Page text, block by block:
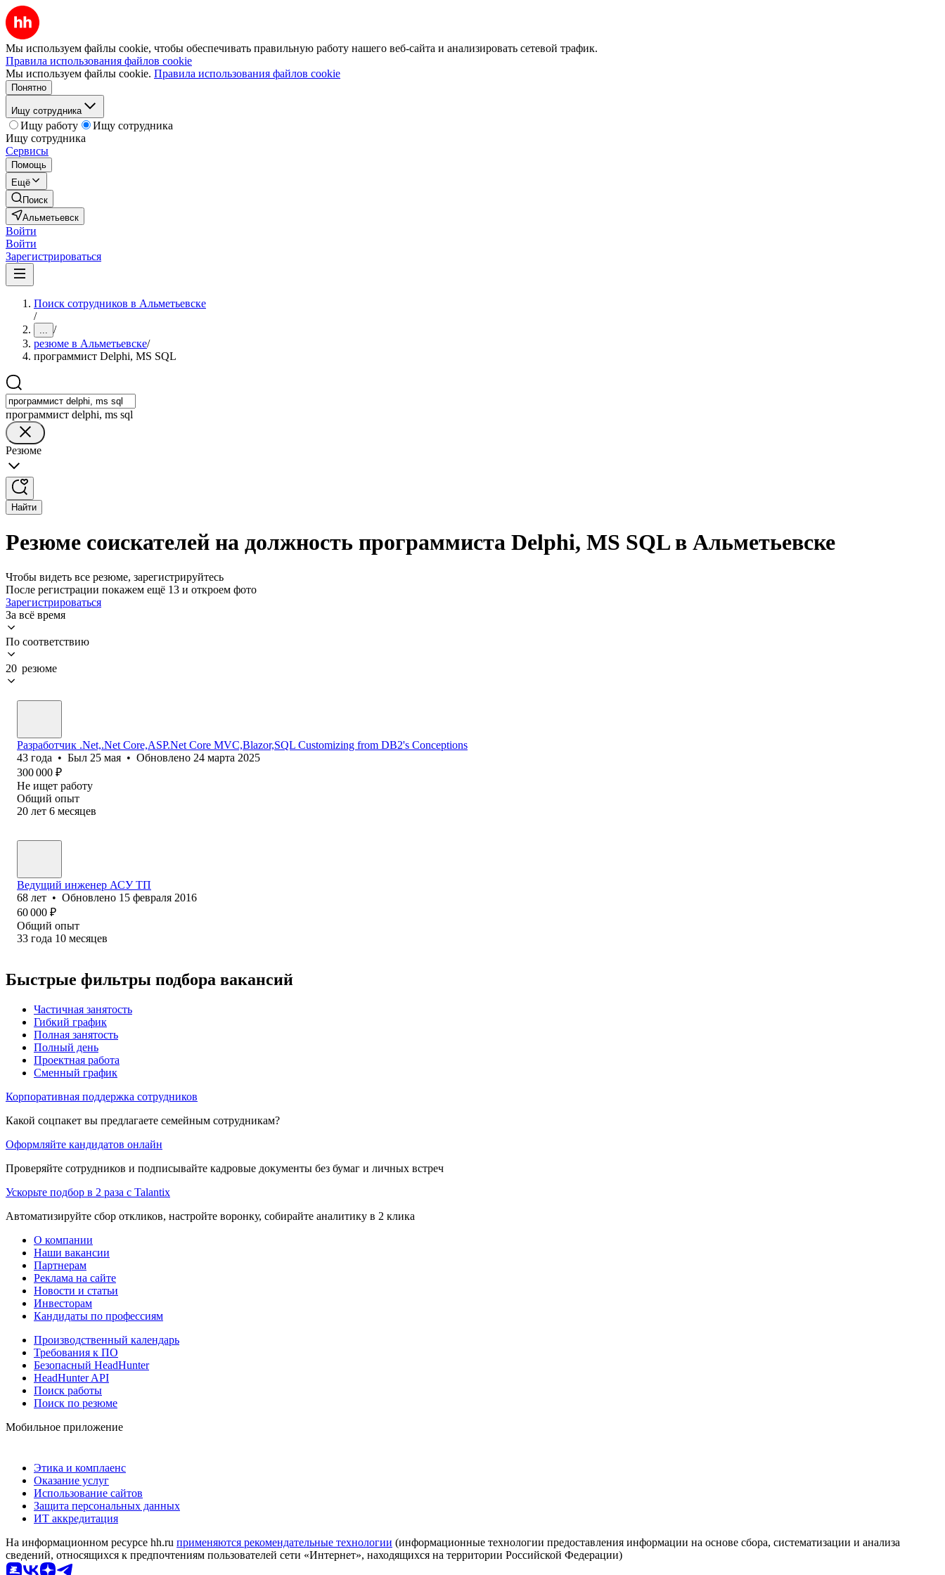
Мы используем файлы cookie, чтобы обеспечивать правильную работу нашего веб-сайта и анализировать сетевой трафик.
Правила использования файлов cookie
Мы используем файлы cookie. Правила использования файлов cookie
Понятно
Ищу сотрудника
Ищу работу
Ищу сотрудника
Ищу сотрудника
Сервисы
Помощь
Ещё
Поиск
Альметьевск
Войти
Войти
Зарегистрироваться
Поиск сотрудников в Альметьевске
/
... /
резюме в Альметьевске/
программист Delphi, MS SQL
программист delphi, ms sql
Резюме
Найти
Резюме соискателей на должность программиста Delphi, MS SQL в Альметьевске
Чтобы видеть все резюме, зарегистрируйтесь
После регистрации покажем ещё 13 и откроем фото
Зарегистрироваться
За всё время
По соответствию
20 резюме
Разработчик .Net,.Net Core,ASP.Net Core MVC,Blazor,SQL Customizing from DB2's Conceptions
43 года • Был 25 мая • Обновлено 24 марта 2025
300 000 ₽
Не ищет работу
Общий опыт
20 лет 6 месяцев
Ведущий инженер АСУ ТП
68 лет • Обновлено 15 февраля 2016
60 000 ₽
Общий опыт
33 года 10 месяцев
Быстрые фильтры подбора вакансий
Частичная занятость
Гибкий график
Полная занятость
Полный день
Проектная работа
Сменный график
Корпоративная поддержка сотрудников
Какой соцпакет вы предлагаете семейным сотрудникам?
Оформляйте кандидатов онлайн
Проверяйте сотрудников и подписывайте кадровые документы без бумаг и личных встреч
Ускорьте подбор в 2 раза с Talantix
Автоматизируйте сбор откликов, настройте воронку, собирайте аналитику в 2 клика
О компании
Наши вакансии
Партнерам
Реклама на сайте
Новости и статьи
Инвесторам
Кандидаты по профессиям
Производственный календарь
Требования к ПО
Безопасный HeadHunter
HeadHunter API
Поиск работы
Поиск по резюме
Мобильное приложение
Этика и комплаенс
Оказание услуг
Использование сайтов
Защита персональных данных
ИТ аккредитация
На информационном ресурсе hh.ru применяются рекомендательные технологии (информационные технологии предоставления информации на основе сбора, систематизации и анализа
сведений, относящихся к предпочтениям пользователей сети «Интернет», находящихся на территории Российской Федерации)